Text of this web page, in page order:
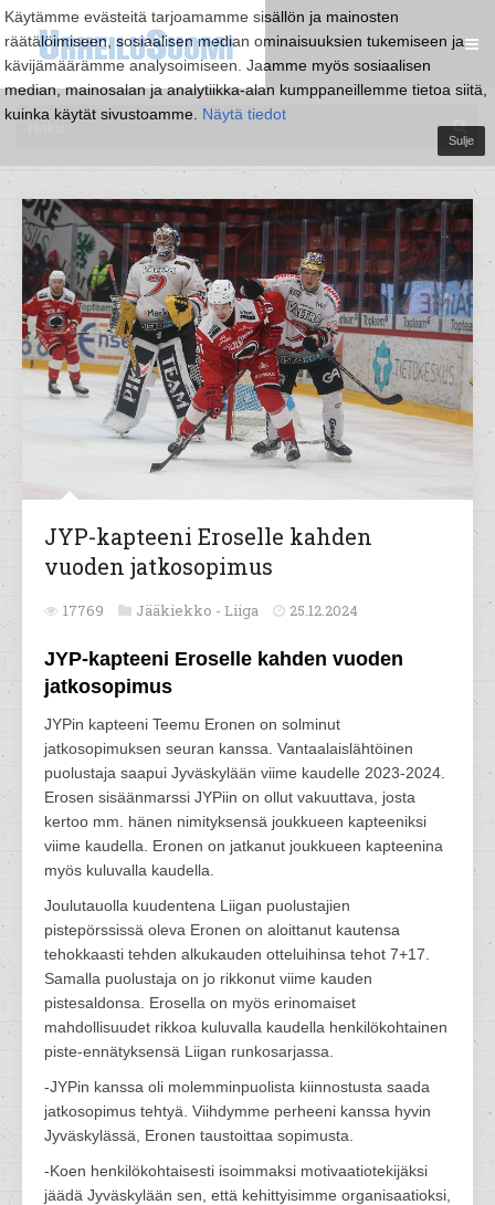
Käytämme evästeitä tarjoamamme sisällön ja mainosten
räätälöimiseen, sosiaalisen median ominaisuuksien tukemiseen ja
kävijämäärämme analysoimiseen. Jaamme myös sosiaalisen
median, mainosalan ja analytiikka-alan kumppaneillemme tietoa siitä,
kuinka käytät sivustoamme. Näytä tiedot
Sulje
JYP-kapteeni Eroselle kahden
vuoden jatkosopimus
17769 Jääkiekko - Liiga 25.12.2024
JYP-kapteeni Eroselle kahden vuoden
jatkosopimus
JYPin kapteeni Teemu Eronen on solminut
jatkosopimuksen seuran kanssa. Vantaalaislähtöinen
puolustaja saapui Jyväskylään viime kaudelle 2023-2024.
Erosen sisäänmarssi JYPiin on ollut vakuuttava, josta
kertoo mm. hänen nimityksensä joukkueen kapteeniksi
viime kaudella. Eronen on jatkanut joukkueen kapteenina
myös kuluvalla kaudella.
Joulutauolla kuudentena Liigan puolustajien
pistepörssissä oleva Eronen on aloittanut kautensa
tehokkaasti tehden alkukauden otteluihinsa tehot 7+17.
Samalla puolustaja on jo rikkonut viime kauden
pistesaldonsa. Erosella on myös erinomaiset
mahdollisuudet rikkoa kuluvalla kaudella henkilökohtainen
piste-ennätyksensä Liigan runkosarjassa.
-JYPin kanssa oli molemminpuolista kiinnostusta saada
jatkosopimus tehtyä. Viihdymme perheeni kanssa hyvin
Jyväskylässä, Eronen taustoittaa sopimusta.
-Koen henkilökohtaisesti isoimmaksi motivaatiotekijäksi
jäädä Jyväskylään sen, että kehittyisimme organisaatioksi,